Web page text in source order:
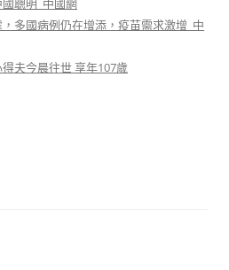
聰明_中國網
多國病例仍在增添，疫苗需求激增_中
夫今晨往世 享年107歲